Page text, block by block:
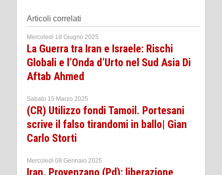
Articoli correlati
Mercoledì 18 Giugno 2025
La Guerra tra Iran e Israele: Rischi
Globali e l’Onda d’Urto nel Sud Asia Di
Aftab Ahmed
Sabato 15 Marzo 2025
(CR) Utilizzo fondi Tamoil. Portesani
scrive il falso tirandomi in ballo| Gian
Carlo Storti
Mercoledì 08 Gennaio 2025
Iran, Provenzano (Pd): liberazione